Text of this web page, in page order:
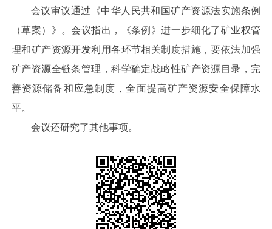
会议审议通过《中华人民共和国矿产资源法实施条例
（草案）》。会议指出，《条例》进一步细化了矿业权管
理和矿产资源开发利用各环节相关制度措施，要依法加强
矿产资源全链条管理，科学确定战略性矿产资源目录，完
善资源储备和应急制度，全面提高矿产资源安全保障水
平。
会议还研究了其他事项。